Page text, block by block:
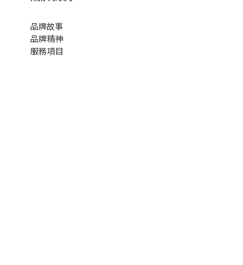
品牌故事
品牌精神
服務項目